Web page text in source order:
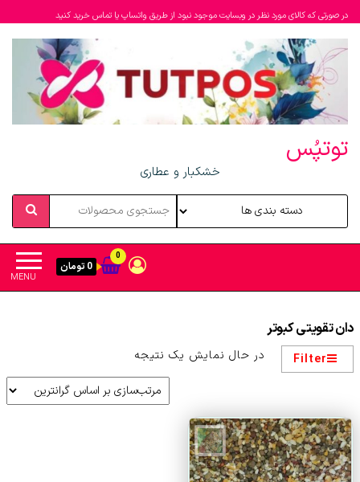
در صورتی که کالای مورد نظر در وبسایت موجود نبود از طریق واتساپ یا تماس خرید کنید
توتپُس
خشکبار و عطاری
MENU
0
0 تومان
دان تقویتی کبوتر
Filter در حال نمایش یک نتیجه